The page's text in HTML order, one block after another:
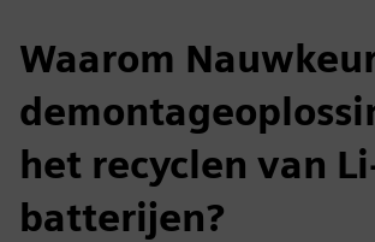
Waarom
het recyclen van
batterijen?